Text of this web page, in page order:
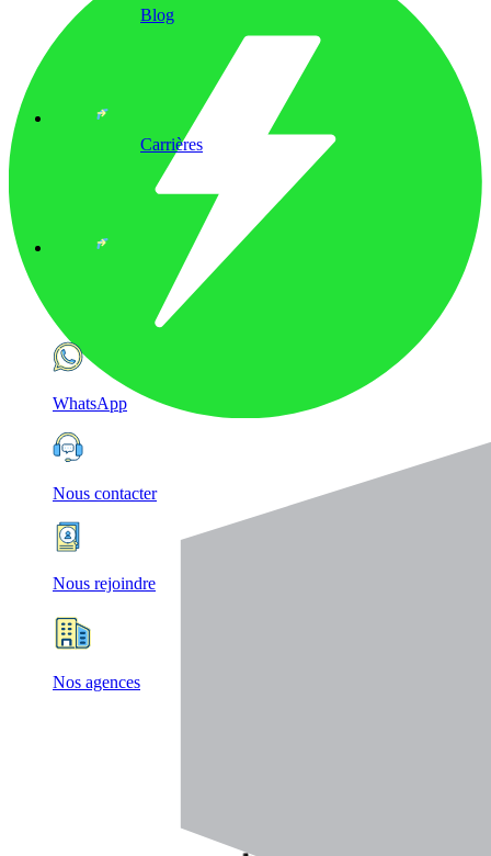
Blog
Carrières
WhatsApp
Nous contacter
Nous rejoindre
Nos agences